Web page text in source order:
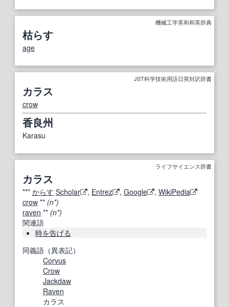
機械工学英和和英辞典
枯らす
age
JST科学技術用語日英対訳辞書
カラス
crow
香良州
Karasu
ライフサイエンス辞書
カラス
*** からす Scholar , Entrez , Google , WikiPedia
crow ** (n*)
raven ** (n*)
関連語
時を告げる
同義語（異表記）
Corvus
Crow
Jackdaw
Raven
カラス